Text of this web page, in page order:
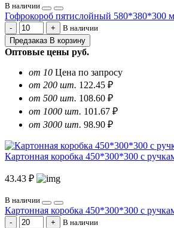
В наличии
Гофрокороб пятислойный 580*380*300
В наличии
Предзаказ В корзину
Оптовые цены руб.
от 10 Цена по запросу
от 200 шт. 122.45 ₽
от 500 шт. 108.60 ₽
от 1000 шт. 101.67 ₽
от 3000 шт. 98.90 ₽
Картонная коробка 450*300*300 с
43.43 ₽
В наличии
Картонная коробка 450*300*300 с
В наличии